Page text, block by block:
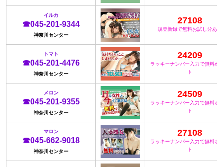
イルカ
☎045-201-9344
神奈川センター
27108
規登新録で無料お試し分あり
トマト
☎045-201-4476
神奈川センター
24209
ラッキーナンバー入力で無料ポ
ト
メロン
☎045-201-9355
神奈川センター
24509
ラッキーナンバー入力で無料ポ
ト
マロン
☎045-662-9018
神奈川センター
27108
ラッキーナンバー入力で無料ポ
ト